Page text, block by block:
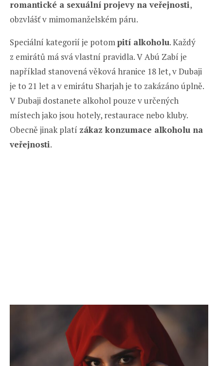
romantické a sexuální projevy na veřejnosti,
obzvlášť v mimomanželském páru.
Speciální kategorií je potompití alkoholu. Každý
z emirátů má svá vlastní pravidla. V Abú Zabí je
například stanovená věková hranice 18 let, v Dubaji
je to 21 let a v emirátu Sharjah je to zakázáno úplně.
V Dubaji dostanete alkohol pouze v určených
místech jako jsou hotely, restaurace nebo kluby.
Obecně jinak platí zákaz konzumace alkoholu na
veřejnosti.